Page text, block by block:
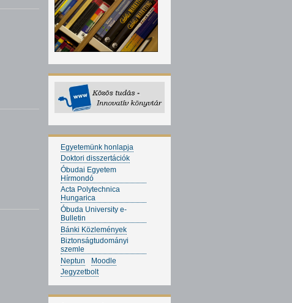
Egyetemünk honlapja
Doktori disszertációk
Óbudai Egyetem
Hírmondó
Acta Polytechnica
Hungarica
Óbuda University e-
Bulletin
Bánki Közlemények
Biztonságtudományi
szemle
Neptun
Moodle
Jegyzetbolt